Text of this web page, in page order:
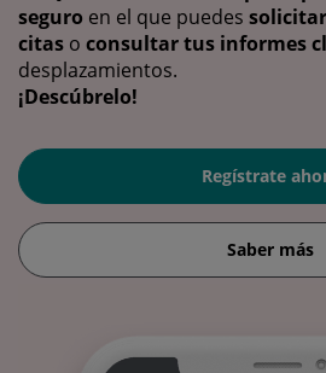
seguro en el que puedes
citas o consultar tus informes
desplazamientos.
¡Descúbrelo!
Regístrate
Saber más